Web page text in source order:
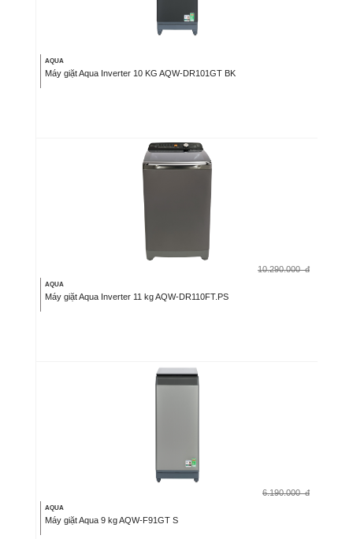
AQUA
Máy giặt Aqua Inverter 10 KG AQW-DR101GT BK
10.290.000 đ
AQUA
Máy giặt Aqua Inverter 11 kg AQW-DR110FT.PS
6.190.000 đ
AQUA
Máy giặt Aqua 9 kg AQW-F91GT S